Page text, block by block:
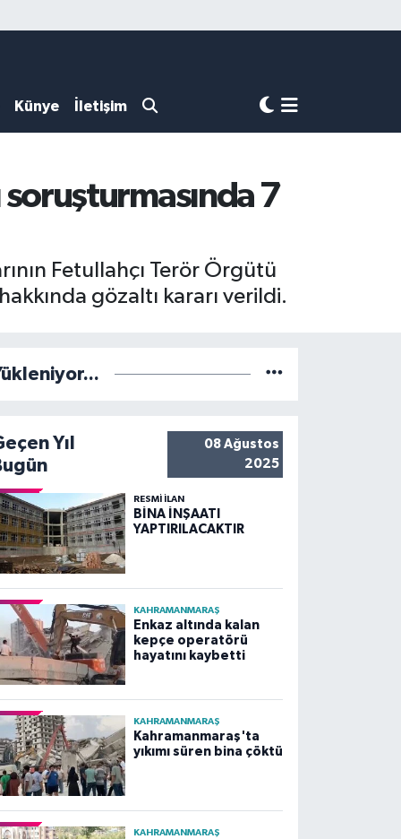
Künye İletişim
soruşturmasında 7
Fetullahçı Terör Örgütü
gözaltı kararı verildi.
Yıl
08 Ağustos
2025
RESMİ İLAN
BİNA İNŞAATI
YAPTIRILACAKTIR
KAHRAMANMARAŞ
Enkaz altında kalan
kepçe operatörü
hayatını kaybetti
KAHRAMANMARAŞ
Kahramanmaraş'ta
yıkımı süren bina çöktü
KAHRAMANMARAŞ